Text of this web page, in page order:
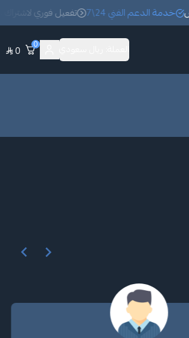
خدمة الدعم الفني 24\7 تفعيل فوري لاشتراك
0
0